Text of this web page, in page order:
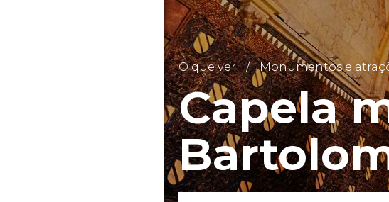
O que ver Monumentos e
Capela